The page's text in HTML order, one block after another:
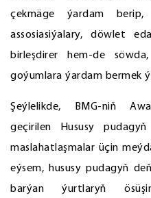
çekmäge ýardam berip,
assosiasiýalary, döwlet
birleşdirer hem-de
goýumlara ýardam bermek
Şeýlelikde, BMG-niň
geçirilen Hususy
maslahatlaşmalar üçin
eýsem, hususy pudagyň
barýan ýurtlaryň